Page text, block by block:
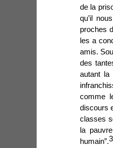
de la
qu’il
proches
les a
amis.
des
autant la
comme
discours
classes
la
humain”.3